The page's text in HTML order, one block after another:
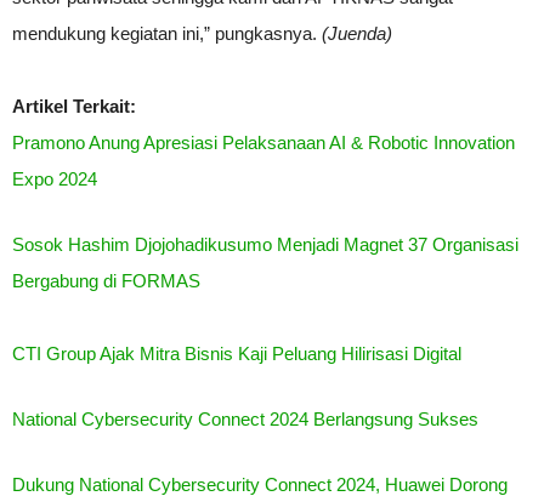
mendukung kegiatan ini,” pungkasnya. (Juenda)
Artikel Terkait:
Pramono Anung Apresiasi Pelaksanaan AI & Robotic Innovation
Expo 2024
Sosok Hashim Djojohadikusumo Menjadi Magnet 37 Organisasi
Bergabung di FORMAS
CTI Group Ajak Mitra Bisnis Kaji Peluang Hilirisasi Digital
National Cybersecurity Connect 2024 Berlangsung Sukses
Dukung National Cybersecurity Connect 2024, Huawei Dorong